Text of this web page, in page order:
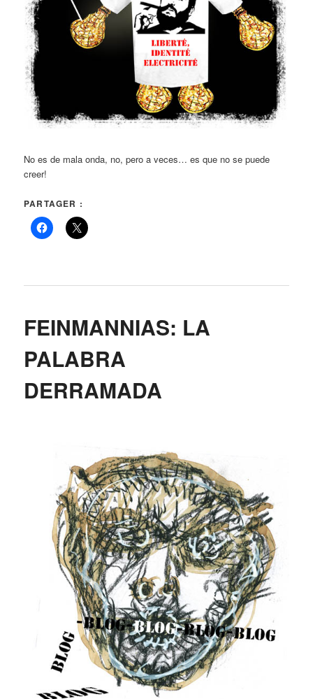
No es de mala onda, no, pero a veces… es que no se puede
creer!
PARTAGER :
FEINMANNIAS: LA
PALABRA
DERRAMADA